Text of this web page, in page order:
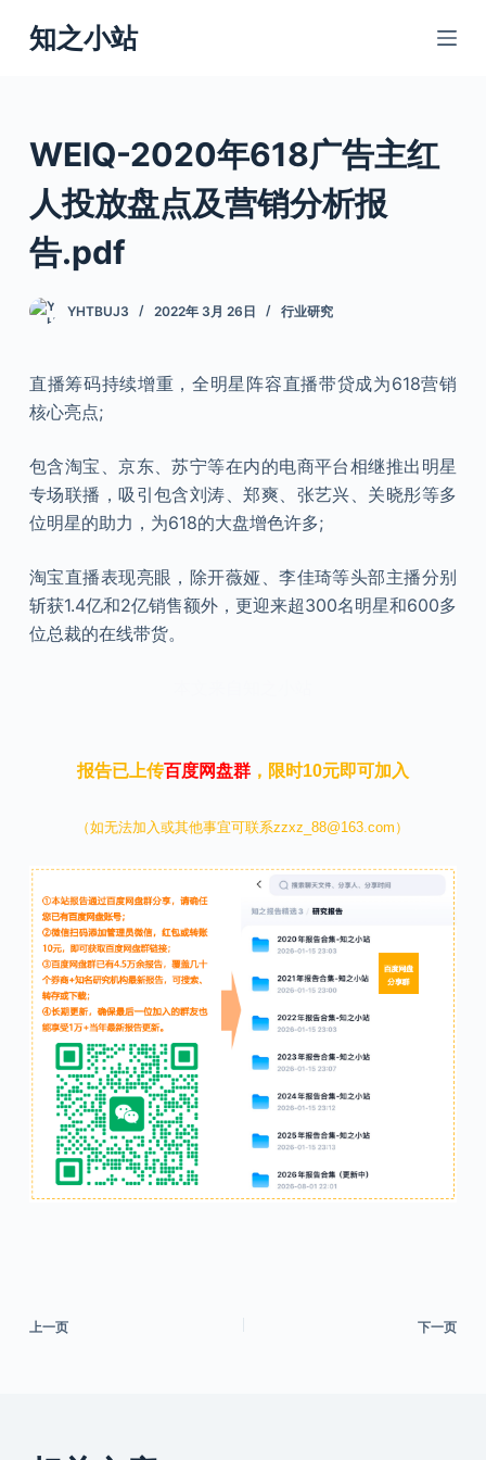
跳
过
知之小站
WEIQ-2020年618广告主红
人投放盘点及营销分析报
告.pdf
YHTBUJ3 2022年 3月 26日 行业研究
直播筹码持续增重，全明星阵容直播带贷成为618营销
核心亮点;
包含淘宝、京东、苏宁等在内的电商平台相继推出明星
专场联播，吸引包含刘涛、郑爽、张艺兴、关晓彤等多
位明星的助力，为618的大盘增色许多;
淘宝直播表现亮眼，除开薇娅、李佳琦等头部主播分别
斩获1.4亿和2亿销售额外，更迎来超300名明星和600多
位总裁的在线带货。
报告已上传百度网盘群，限时10元即可加入
（如无法加入或其他事宜可联系zzxz_88@163.com）
上一页 下一页